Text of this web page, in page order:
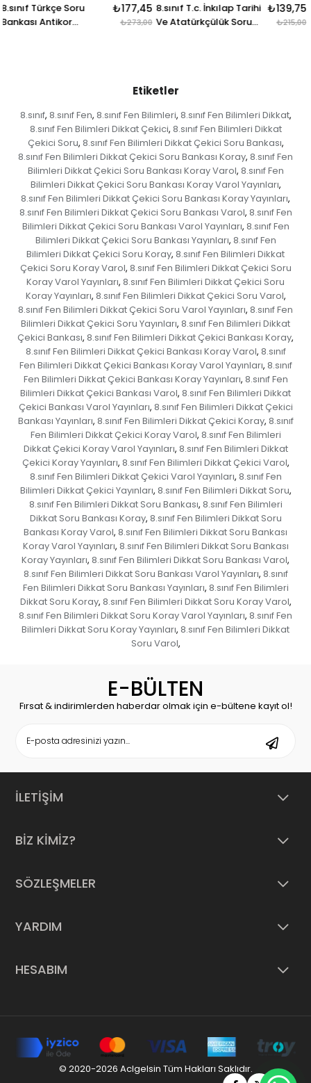
8.sınıf T.c. İnkılap Tarihi
Ve Atatürkçülük Soru
₺139,75
₺215,00
8.sınıf Matematik Soru
Bankası Antikor
Etiketler
8.sınıf, 8.sınıf Fen, 8.sınıf Fen Bilimleri, 8.sınıf Fen Bilimleri Dikkat,
8.sınıf Fen Bilimleri Dikkat Çekici, 8.sınıf Fen Bilimleri Dikkat
Çekici Soru, 8.sınıf Fen Bilimleri Dikkat Çekici Soru Bankası,
8.sınıf Fen Bilimleri Dikkat Çekici Soru Bankası Koray, 8.sınıf Fen
Bilimleri Dikkat Çekici Soru Bankası Koray Varol, 8.sınıf Fen
Bilimleri Dikkat Çekici Soru Bankası Koray Varol Yayınları,
8.sınıf Fen Bilimleri Dikkat Çekici Soru Bankası Koray Yayınları,
8.sınıf Fen Bilimleri Dikkat Çekici Soru Bankası Varol, 8.sınıf Fen
Bilimleri Dikkat Çekici Soru Bankası Varol Yayınları, 8.sınıf Fen
Bilimleri Dikkat Çekici Soru Bankası Yayınları, 8.sınıf Fen
Bilimleri Dikkat Çekici Soru Koray, 8.sınıf Fen Bilimleri Dikkat
Çekici Soru Koray Varol, 8.sınıf Fen Bilimleri Dikkat Çekici Soru
Koray Varol Yayınları, 8.sınıf Fen Bilimleri Dikkat Çekici Soru
Koray Yayınları, 8.sınıf Fen Bilimleri Dikkat Çekici Soru Varol,
8.sınıf Fen Bilimleri Dikkat Çekici Soru Varol Yayınları, 8.sınıf Fen
Bilimleri Dikkat Çekici Soru Yayınları, 8.sınıf Fen Bilimleri Dikkat
Çekici Bankası, 8.sınıf Fen Bilimleri Dikkat Çekici Bankası Koray,
8.sınıf Fen Bilimleri Dikkat Çekici Bankası Koray Varol, 8.sınıf
Fen Bilimleri Dikkat Çekici Bankası Koray Varol Yayınları, 8.sınıf
Fen Bilimleri Dikkat Çekici Bankası Koray Yayınları, 8.sınıf Fen
Bilimleri Dikkat Çekici Bankası Varol, 8.sınıf Fen Bilimleri Dikkat
Çekici Bankası Varol Yayınları, 8.sınıf Fen Bilimleri Dikkat Çekici
Bankası Yayınları, 8.sınıf Fen Bilimleri Dikkat Çekici Koray, 8.sınıf
Fen Bilimleri Dikkat Çekici Koray Varol, 8.sınıf Fen Bilimleri
Dikkat Çekici Koray Varol Yayınları, 8.sınıf Fen Bilimleri Dikkat
Çekici Koray Yayınları, 8.sınıf Fen Bilimleri Dikkat Çekici Varol,
8.sınıf Fen Bilimleri Dikkat Çekici Varol Yayınları, 8.sınıf Fen
Bilimleri Dikkat Çekici Yayınları, 8.sınıf Fen Bilimleri Dikkat Soru,
8.sınıf Fen Bilimleri Dikkat Soru Bankası, 8.sınıf Fen Bilimleri
Dikkat Soru Bankası Koray, 8.sınıf Fen Bilimleri Dikkat Soru
Bankası Koray Varol, 8.sınıf Fen Bilimleri Dikkat Soru Bankası
Koray Varol Yayınları, 8.sınıf Fen Bilimleri Dikkat Soru Bankası
Koray Yayınları, 8.sınıf Fen Bilimleri Dikkat Soru Bankası Varol,
8.sınıf Fen Bilimleri Dikkat Soru Bankası Varol Yayınları, 8.sınıf
Fen Bilimleri Dikkat Soru Bankası Yayınları, 8.sınıf Fen Bilimleri
Dikkat Soru Koray, 8.sınıf Fen Bilimleri Dikkat Soru Koray Varol,
8.sınıf Fen Bilimleri Dikkat Soru Koray Varol Yayınları, 8.sınıf Fen
Bilimleri Dikkat Soru Koray Yayınları, 8.sınıf Fen Bilimleri Dikkat
Soru Varol,
E-BÜLTEN
Fırsat & indirimlerden haberdar olmak için e-bültene kayıt ol!
İLETİŞİM
BİZ KİMİZ?
SÖZLEŞMELER
YARDIM
HESABIM
© 2020-2026 Aclgelsin Tüm Hakları Saklıdır.